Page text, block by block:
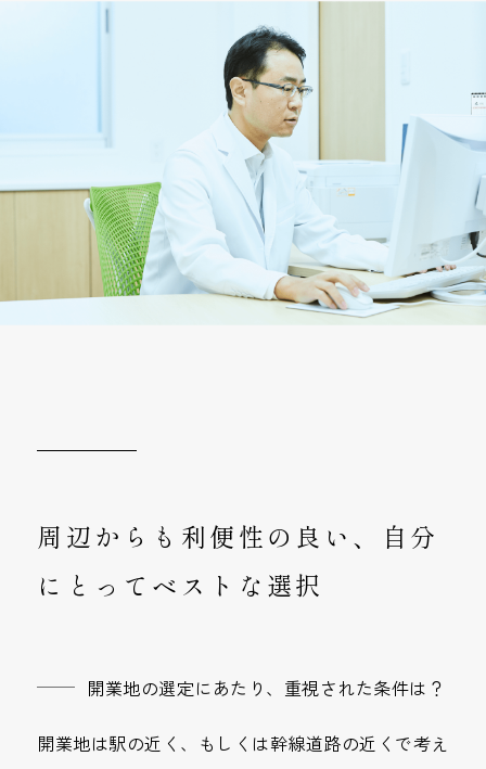
周辺からも利便性の良い、自分
にとってベストな選択
開業地の選定にあたり、重視された条件は？
開業地は駅の近く、もしくは幹線道路の近くで考え